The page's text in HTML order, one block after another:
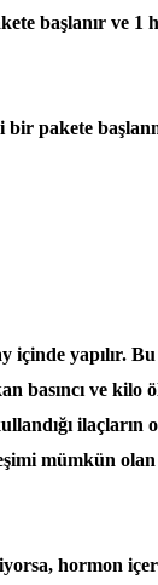
başlanır ve
pakete
yapılır.
basıncı ve kilo
ilaçların
mümkün
hormon